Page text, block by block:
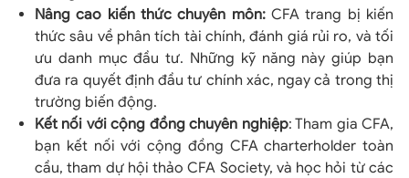
Nâng cao kiến thức chuyên môn:CFA trang bị kiến
thức sâu về phân tích tài chính, đánh giá rủi ro, và tối
ưu danh mục đầu tư. Những kỹ năng này giúp bạn
đưa ra quyết định đầu tư chính xác, ngay cả trong thị
trường biến động.
Kết nối với cộng đồng chuyên nghiệp: Tham gia CFA,
bạn kết nối với cộng đồng CFA charterholder toàn
cầu, tham dự hội thảo CFA Society, và học hỏi từ các